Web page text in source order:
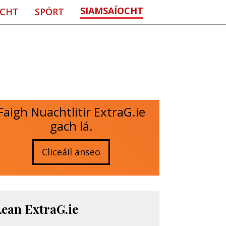
SPÓRT SIAMSAÍOCHT
Nuachtlitir ExtraG.ie
gach lá.
Cliceáil anseo
ExtraG.ie